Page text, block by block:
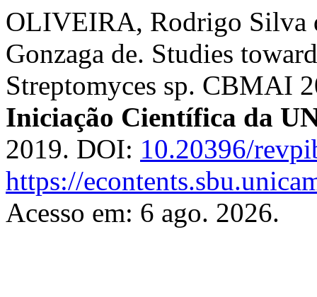
OLIVEIRA, Rodrigo Silva
Gonzaga de. Studies
Streptomyces sp. CBMAI
Iniciação Científica da
2019. DOI: 10.20396/
https://
Acesso em: 6 ago. 2026.